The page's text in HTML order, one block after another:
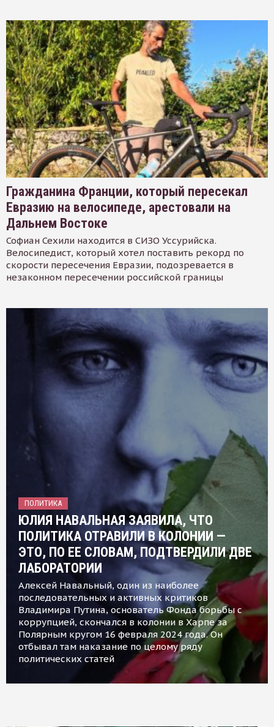
Гражданина Франции, который пересекал
Евразию на велосипеде, арестовали на
Дальнем Востоке
Софиан Сехили находится в СИЗО Уссурийска.
Велосипедист, который хотел поставить рекорд по
скорости пересечения Евразии, подозревается в
незаконном пересечении российской границы
ПОЛИТИКА
ЮЛИЯ НАВАЛЬНАЯ ЗАЯВИЛА, ЧТО
ПОЛИТИКА ОТРАВИЛИ В КОЛОНИИ —
ЭТО, ПО ЕЕ СЛОВАМ, ПОДТВЕРДИЛИ ДВЕ
ЛАБОРАТОРИИ
Алексей Навальный, один из наиболее
последовательных и активных критиков
Владимира Путина, основатель Фонда борьбы с
коррупцией, скончался в колонии в Харпе за
Полярным кругом 16 февраля 2024 года. Он
отбывал там наказание по целому ряду
политических статей